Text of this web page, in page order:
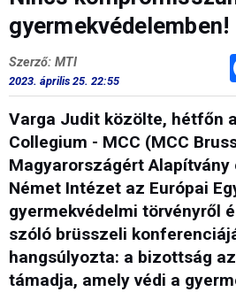
gyermekvédelemben!
Szerző: MTI
2023. április 25. 22:55
Varga Judit közölte, hétfőn
Collegium - MCC (MCC
Magyarországért Alapítvány
Német Intézet az Európai
gyermekvédelmi törvényről
szóló brüsszeli
hangsúlyozta: a bizottság
támadja, amely védi a